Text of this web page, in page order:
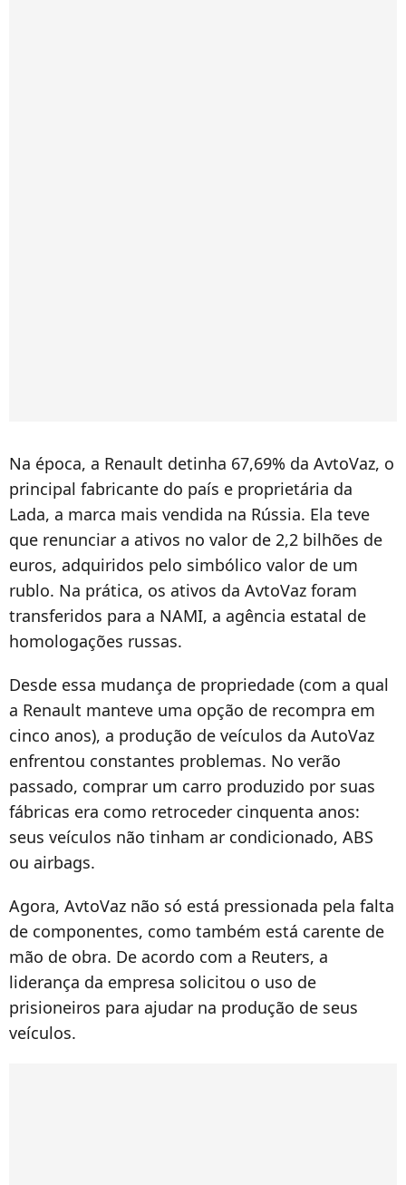
Na época, a Renault detinha 67,69% da AvtoVaz, o
principal fabricante do país e proprietária da
Lada, a marca mais vendida na Rússia. Ela teve
que renunciar a ativos no valor de 2,2 bilhões de
euros, adquiridos pelo simbólico valor de um
rublo. Na prática, os ativos da AvtoVaz foram
transferidos para a NAMI, a agência estatal de
homologações russas.
Desde essa mudança de propriedade (com a qual
a Renault manteve uma opção de recompra em
cinco anos), a produção de veículos da AutoVaz
enfrentou constantes problemas. No verão
passado, comprar um carro produzido por suas
fábricas era como retroceder cinquenta anos:
seus veículos não tinham ar condicionado, ABS
ou airbags.
Agora, AvtoVaz não só está pressionada pela falta
de componentes, como também está carente de
mão de obra. De acordo com a Reuters, a
liderança da empresa solicitou o uso de
prisioneiros para ajudar na produção de seus
veículos.